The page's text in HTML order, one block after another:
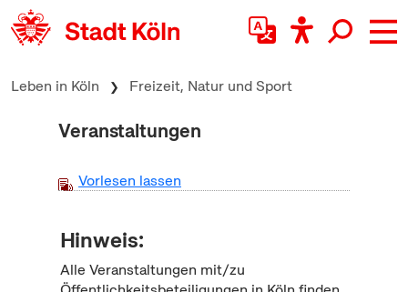
zum Inhalt springen
Leben in Köln Freizeit, Natur und Sport
Veranstaltungen
Vorlesen lassen
Hinweis:
Alle Veranstaltungen mit/zu